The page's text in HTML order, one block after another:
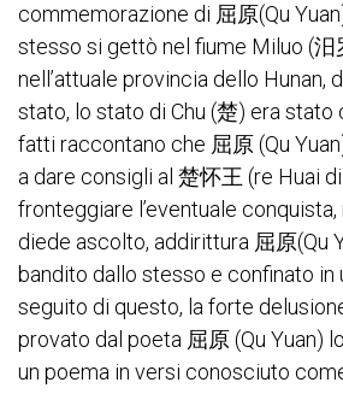
commemorazione di 屈原(Qu
stesso si gettò nel fiume Miluo (汨
nell’attuale provincia dello Hunan,
stato, lo stato di Chu (楚) era stato
fatti raccontano che 屈原 (Qu
a dare consigli al 楚怀王 (re Huai
fronteggiare l’eventuale
diede ascolto, addirittura 屈原(Qu
bandito dallo stesso e confinato in
seguito di questo, la forte
provato dal poeta 屈原 (Qu Yuan)
un poema in versi conosciuto